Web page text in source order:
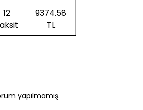
12
9374.58
TL
yapılmamış.